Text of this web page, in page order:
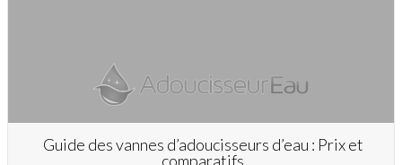
Guide des vannes d’adoucisseurs d’eau : Prix et
comparatifs